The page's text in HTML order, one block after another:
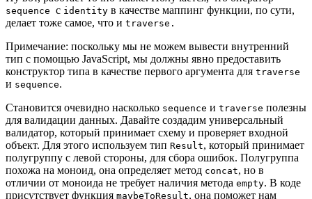
sequence с identity в качестве маппинг функции, по сути,
делает тоже самое, что и traverse.
Примечание: поскольку мы не можем вывести внутренний
тип с помощью JavaScript, мы должны явно предоставить
конструктор типа в качестве первого аргумента для traverse
и sequence.
Становится очевидно насколько sequence и traverse полезны
для валидации данных. Давайте создадим универсальный
валидатор, который принимает схему и проверяет входной
объект. Для этого используем тип Result, который принимает
полугруппу с левой стороны, для сбора ошибок. Полугруппа
похожа на моноид, она определяет метод concat, но в
отличии от моноида не требует наличия метода empty. В коде
присутствует функция maybeToResult, она поможет нам